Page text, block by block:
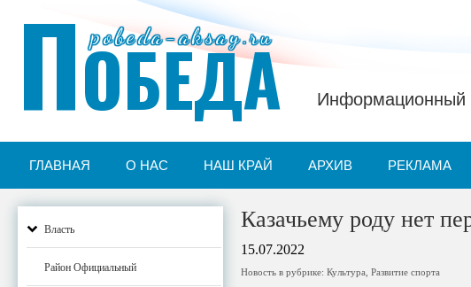
pobeda-aksay.ru
ПОБЕДА Информационный
ГЛАВНАЯ О НАС НАШ КРАЙ АРХИВ РЕКЛАМА
Власть
Район Официальный
Казачьему роду нет
15.07.2022
Новость в рубрике:Культура ,Развитие спорта